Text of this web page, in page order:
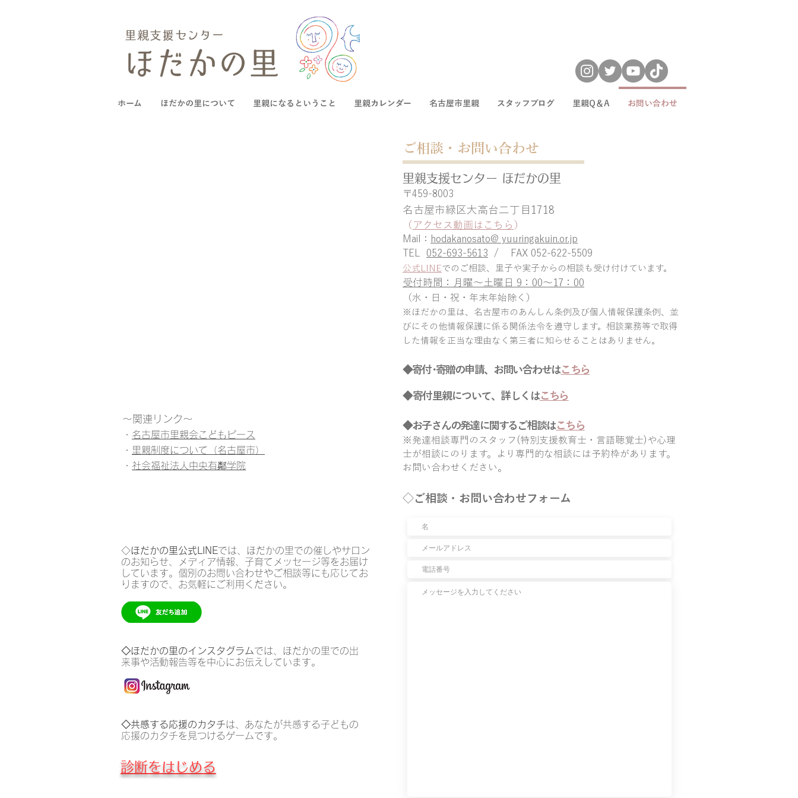
ホーム ほだかの里について 里親になるということ 里親カレンダー 名古屋市里親 スタッフブログ 里親Q＆A お問い合わせ
～関連リンク～​
・ 名古屋市里親会こどもピース
​・ 里親制度について（名古屋市）
​・ 社会福祉法人中央有鄰学院
◇ほだかの里公式LINEでは、ほだかの里での催しやサロン
のお知らせ、メディア情報、子育てメッセージ等をお届け
しています。個別のお問い合わせやご相談等にも応じてお
りますので、お気軽にご利用ください。
◇ほだかの里のインスタグラムでは、ほだかの里での出
来事や活動報告等を中心にお伝えしています。
◇共感する応援のカタチは、あなたが共感する子どもの
応援のカタチを見つけるゲームです。
診断​をはじめる
ご相談・お問い合わせ
里親支援センター ほだかの里
〒459-8003
名古屋市緑区大高台二丁目1718​
（ アクセス動画はこちら ）
Mail：
hodakanosato@ yuuringakuin.or.jp
TEL 052-693-5613 / FAX 052-622-5509​​
公式LINE でのご相談、里子や実子からの相談も受け付けています。
受付時間：月曜～土曜日 9：00～17：00
（水・日・祝・年末年始除く）​
​※ほだかの里は、名古屋市のあんしん条例及び個人情報保護条例、並
びにその他情報保護に係る関係法令を遵守します。相談業務等で取得
した情報を正当な理由なく第三者に知らせることはありません。
◆寄付･寄贈の申請、お問い合わせはこちら
◆寄付里親について、詳しくはこちら
◆お子さんの発達に関するご相談はこちら
​※発達相談専門のスタッフ(特別支援教育士 ​・言語聴覚士)や心理
士が相談にのります。より専門的な相談には予約枠があります。
お問い合わせください。
​​◇ご相談・お問い合わせフォーム